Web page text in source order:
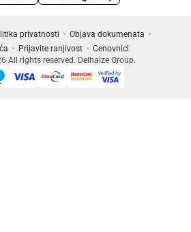
privatnosti
Objava dokumenata
Prijavite ranjivost
Cenovnici
All rights reserved. Delhaize Group.